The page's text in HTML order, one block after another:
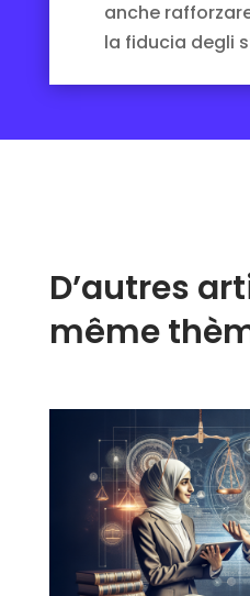
anche
la fiducia degli
D’autres
même